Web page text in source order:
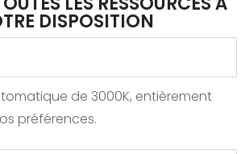
DISPOSITION
de 3000K, entièrement
préférences.